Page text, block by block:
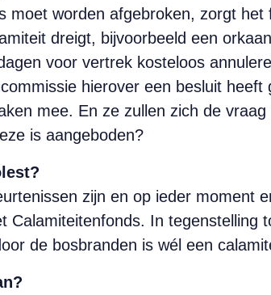
moet worden afgebroken, zorgt
dreigt, bijvoorbeeld een
voor vertrek kosteloos
hierover een besluit heeft
mee. En ze zullen zich de
is aangeboden?
zijn en op ieder moment
In tegenstelling
de bosbranden is wél een